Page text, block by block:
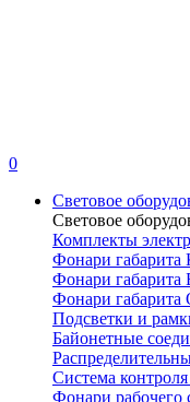
0
Световое
Световое
Комплекты
Фонари
Фонари
Фонари
Подсветки и
Байонетные
Система
Фонари рабочего